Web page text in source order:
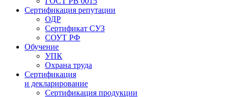
Сертификация репутации
ОДР
Сертификат СУЗ
СОУТ РФ
Обучение
УПК
Охрана труда
Сертификация
и декларирование
Сертификация продукции